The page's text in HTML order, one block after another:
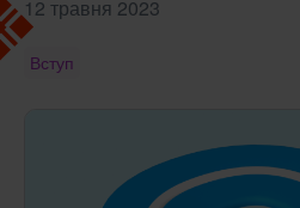
12 травня 2023
Вступ